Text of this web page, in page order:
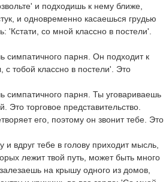
и подходишь к нему ближе,
и одновременно касаешься грудью
'Кстати, со мной классно в постели'.
симпатичного парня. Он подходит к
тобой классно в постели'. Это
симпатичного парня. Ты уговариваешь
Это торговое представительство.
его, поэтому он звонит тебе. Это
и вдруг тебе в голову приходит мысль,
лежит твой путь, может быть много
на крышу одного из домов,